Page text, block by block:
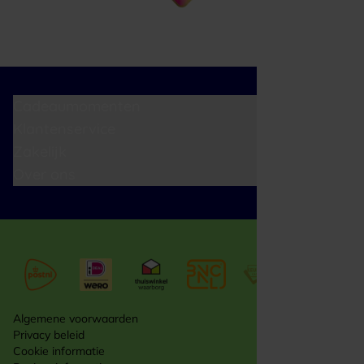
Algemene voorwaarden
Privacy beleid
Cookie informatie